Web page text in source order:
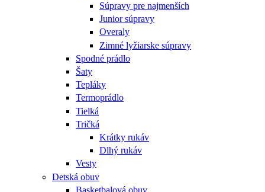
Súpravy pre najmenších
Junior súpravy
Overaly
Zimné lyžiarske súpravy
Spodné prádlo
Šaty
Tepláky
Termoprádlo
Tielká
Tričká
Krátky rukáv
Dlhý rukáv
Vesty
Detská obuv
Basketbalová obuv